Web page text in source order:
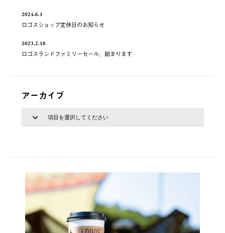
2024.6.1
ロゴスショップ定休日のお知らせ
2023.2.18
ロゴスランドファミリーセール、始まります
アーカイブ